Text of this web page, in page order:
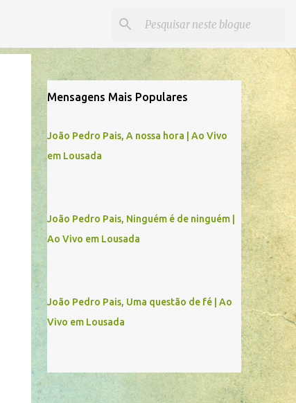
Mensagens Mais Populares
João Pedro Pais, A nossa hora | Ao Vivo
em Lousada
João Pedro Pais, Ninguém é de ninguém |
Ao Vivo em Lousada
João Pedro Pais, Uma questão de fé | Ao
Vivo em Lousada